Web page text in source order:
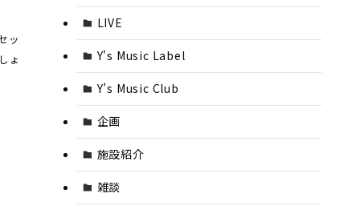
ッ
ょ
LIVE
Y's Music Label
Y’s Music Club
企画
施設紹介
雑談